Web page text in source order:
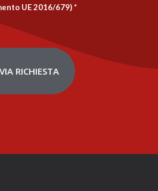
UE 2016/679)*
RICHIESTA